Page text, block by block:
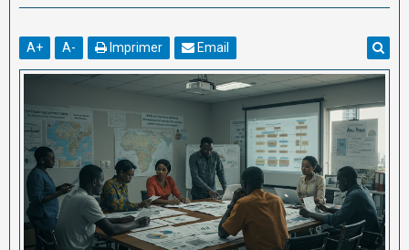
A+ A- Imprimer Email